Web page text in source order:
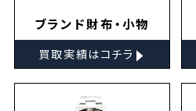
ブランド財布・小物
買取実績はコチラ ▸